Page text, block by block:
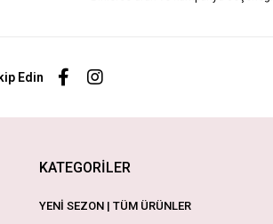
Edin
KATEGORİLER
YENİ SEZON | TÜM ÜRÜNLER